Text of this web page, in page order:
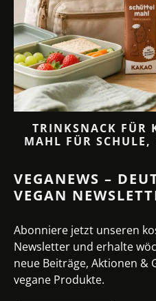
TRINKSNACK FÜR
MAHL FÜR SCHULE,
VEGANEWS –
VEGAN
Abonniere jetzt unseren
Newsletter und erhalte
neue Beiträge, Aktionen &
vegane Produkte.